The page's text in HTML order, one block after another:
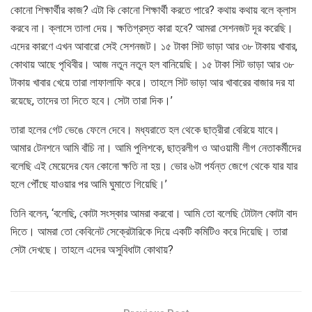
কোনো শিক্ষার্থীর কাজ? এটা কি কোনো শিক্ষার্থী করতে পারে? কথায় কথায় বলে ক্লাস
করবে না। ক্লাসে তালা দেয়। ক্ষতিগ্রস্ত কারা হবে? আমরা সেশনজট দূর করেছি।
এদের কারণে এখন আবারো সেই সেশনজট। ১৫ টাকা সিট ভাড়া আর ৩৮ টাকায় খাবার,
কোথায় আছে পৃথিবীর। আজ নতুন নতুন হল বানিয়েছি। ১৫ টাকা সিট ভাড়া আর ৩৮
টাকায় খাবার খেয়ে তারা লাফালাফি করে। তাহলে সিট ভাড়া আর খাবারের বাজার দর যা
রয়েছে, তাদের তা দিতে হবে। সেটা তারা দিক।’
তারা হলের গেট ভেঙে ফেলে দেবে। মধ্যরাতে হল থেকে ছাত্রীরা বেরিয়ে যাবে।
আমার টেনশনে আমি বাঁচি না। আমি পুলিশকে, ছাত্রলীগ ও আওয়ামী লীগ নেতাকর্মীদের
বলেছি এই মেয়েদের যেন কোনো ক্ষতি না হয়। ভোর ৬টা পর্যন্ত জেগে থেকে যার যার
হলে পৌঁছে যাওয়ার পর আমি ঘুমাতে গিয়েছি।’
তিনি বলেন, ‘বলেছি, কোটা সংস্কার আমরা করবো। আমি তো বলেছি টোটাল কোটা বাদ
দিতে। আমরা তো কেবিনেট সেক্রেটারিকে দিয়ে একটি কমিটিও করে দিয়েছি। তারা
সেটা দেখছে। তাহলে এদের অসুবিধাটা কোথায়?